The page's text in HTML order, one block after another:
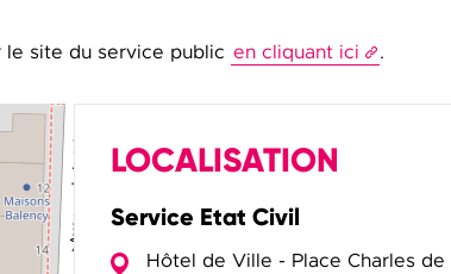
le site du service public en cliquant ici .
LOCALISATION
Service Etat Civil
Hôtel de Ville - Place Charles de